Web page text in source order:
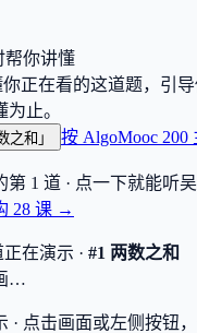
帮你讲懂
你正在看的这道题，引
止。
和」 按 AlgoMooc
第 1 道 · 点一下就能听
28 课 →
正在演示 · #1 两数之和
…
· 点击画面或左侧按钮